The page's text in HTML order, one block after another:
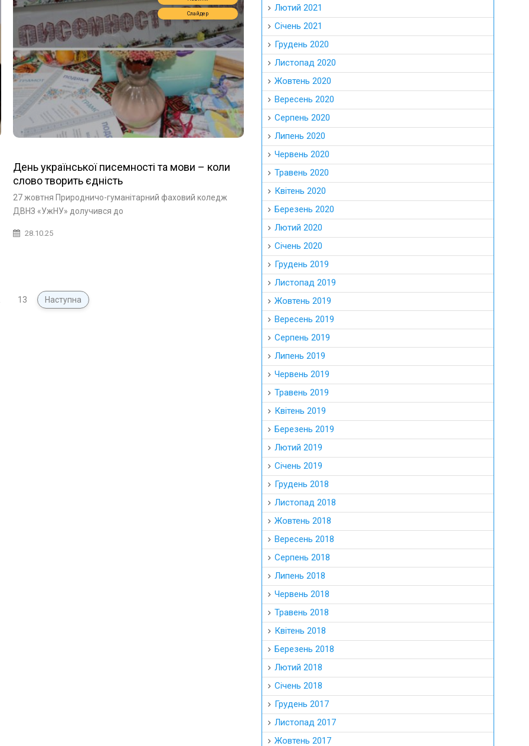
Слайдер
День української писемності та мови – коли
слово творить єдність
27 жовтня Природничо-гуманітарний фаховий коледж
ДВНЗ «УжНУ» долучився до
28.10.25
13 Наступна
Лютий 2021
Січень 2021
Грудень 2020
Листопад 2020
Жовтень 2020
Вересень 2020
Серпень 2020
Липень 2020
Червень 2020
Травень 2020
Квітень 2020
Березень 2020
Лютий 2020
Січень 2020
Грудень 2019
Листопад 2019
Жовтень 2019
Вересень 2019
Серпень 2019
Липень 2019
Червень 2019
Травень 2019
Квітень 2019
Березень 2019
Лютий 2019
Січень 2019
Грудень 2018
Листопад 2018
Жовтень 2018
Вересень 2018
Серпень 2018
Липень 2018
Червень 2018
Травень 2018
Квітень 2018
Березень 2018
Лютий 2018
Січень 2018
Грудень 2017
Листопад 2017
Жовтень 2017